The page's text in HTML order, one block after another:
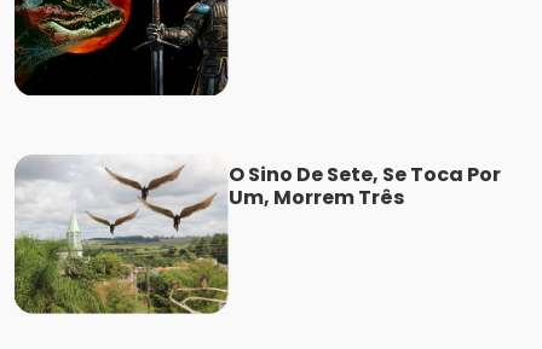
O Sino De Sete, Se Toca Por
Um, Morrem Três